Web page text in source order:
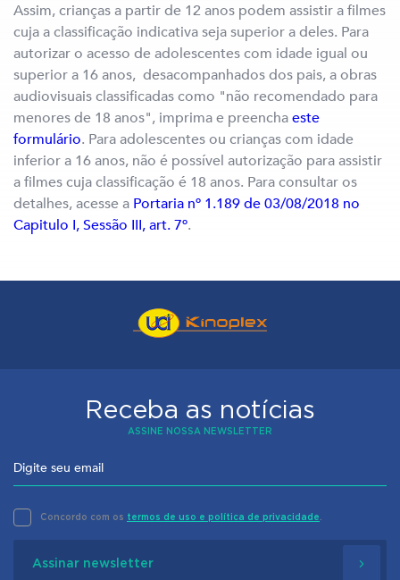
Assim, crianças a partir de 12 anos podem assistir a filmes
cuja a classificação indicativa seja superior a deles. Para
autorizar o acesso de adolescentes com idade igual ou
superior a 16 anos, desacompanhados dos pais, a obras
audiovisuais classificadas como "não recomendado para
menores de 18 anos", imprima e preenchaeste
formulário. Para adolescentes ou crianças com idade
inferior a 16 anos, não é possível autorização para assistir
a filmes cuja classificação é 18 anos. Para consultar os
detalhes, acesse a Portaria nº 1.189 de 03/08/2018 no
Capitulo I, Sessão III, art. 7º.
Receba as notícias
ASSINE NOSSA NEWSLETTER
Concordo com os termos de uso e política de privacidade .
Assinar newsletter